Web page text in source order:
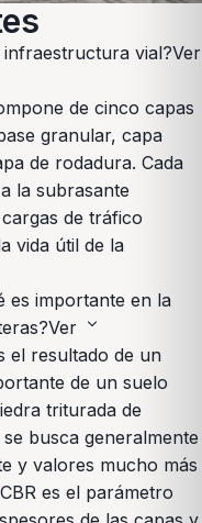
vial?Ver
de cinco capas
granular, capa
de rodadura. Cada
la subrasante
de tráfico
vida útil de la
es importante en la
Ver expand_more
el resultado de un
de un suelo
triturada de
busca generalmente
y valores mucho más
es el parámetro